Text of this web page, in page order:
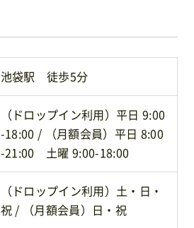
池袋駅 徒歩5分
（ドロップイン利用）平日 9:00
-18:00 / （月額会員）平日 8:00
-21:00 土曜 9:00-18:00
（ドロップイン利用）土・日・
祝 / （月額会員）日・祝